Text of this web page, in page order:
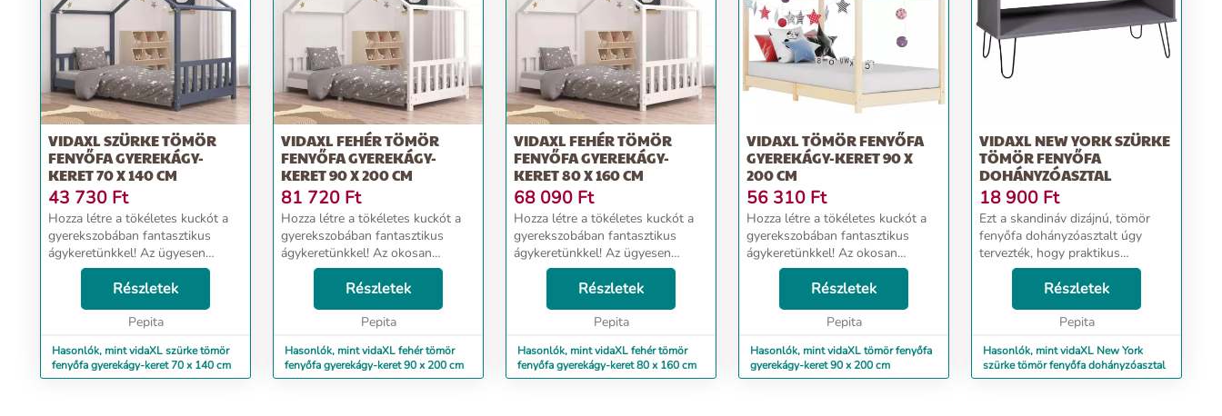
VIDAXL SZÜRKE TÖMÖR
FENYŐFA GYEREKÁGY-
KERET 70 X 140 CM
43 730 Ft
Hozza létre a tökéletes kuckót a
gyerekszobában fantasztikus
ágykeretünkkel! Az ügyesen
kialakított, faház formájú keretre
felfüggesztheti az
ágyfüggönyöket, privát teret
biztosítva ezzel gyermekének....
Részletek
Pepita
Hasonlók, mint vidaXL szürke tömör
fenyőfa gyerekágy-keret 70 x 140 cm
VIDAXL FEHÉR TÖMÖR
FENYŐFA GYEREKÁGY-
KERET 90 X 200 CM
81 720 Ft
Hozza létre a tökéletes kuckót a
gyerekszobában fantasztikus
ágykeretünkkel! Az okosan
kialakított faház formájú keretre
felfüggesztheti az
ágyfüggönyöket, privát teret
biztosítva gyermekének. Olvasós...
Részletek
Pepita
Hasonlók, mint vidaXL fehér tömör
fenyőfa gyerekágy-keret 90 x 200 cm
VIDAXL FEHÉR TÖMÖR
FENYŐFA GYEREKÁGY-
KERET 80 X 160 CM
68 090 Ft
Hozza létre a tökéletes kuckót a
gyerekszobában fantasztikus
ágykeretünkkel! Az ügyesen
kialakított, faház formájú keretre
felfüggesztheti az
ágyfüggönyöket, privát teret
biztosítva ezzel gyermekének....
Részletek
Pepita
Hasonlók, mint vidaXL fehér tömör
fenyőfa gyerekágy-keret 80 x 160 cm
VIDAXL TÖMÖR FENYŐFA
GYEREKÁGY-KERET 90 X
200 CM
56 310 Ft
Hozza létre a tökéletes kuckót a
gyerekszobában fantasztikus
ágykeretünkkel! Az okosan
kialakított faház formájú keretre
felfüggesztheti az
ágyfüggönyöket, privát teret
biztosítva gyermekének. Olvasós...
Részletek
Pepita
Hasonlók, mint vidaXL tömör fenyőfa
gyerekágy-keret 90 x 200 cm
VIDAXL NEW YORK SZÜRKE
TÖMÖR FENYŐFA
DOHÁNYZÓASZTAL
18 900 Ft
Ezt a skandináv dizájnú, tömör
fenyőfa dohányzóasztalt úgy
tervezték, hogy praktikus
felhasználásával ideális
kiegészítője legyen az Ön
szobájának. Ez a díszasztal tömör
fenyőfából készült, így tartós...
Részletek
Pepita
Hasonlók, mint vidaXL New York
szürke tömör fenyőfa dohányzóasztal